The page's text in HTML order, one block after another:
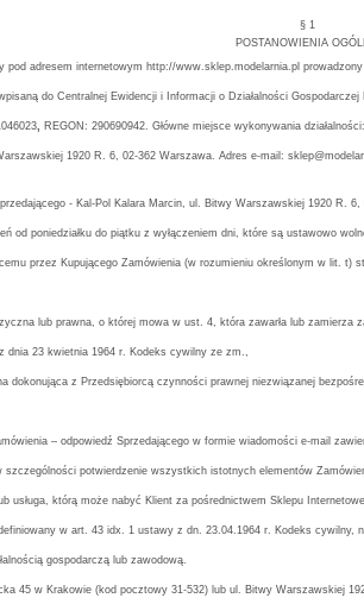
§ 1
POSTANOWIENIA
pod adresem internetowym http://www.sklep.modelarnia.pl
do Centralnej Ewidencji i Informacji o Działalności
, REGON: 290690942. Główne miejsce wykonywania
1920 R. 6, 02-362 Warszawa. Adres e-mail:
- Kal-Pol Kalara Marcin, ul. Bitwy Warszawskiej 1920 R. 6,
od poniedziałku do piątku z wyłączeniem dni, które są ustawowo
przez Kupującego Zamówienia (w rozumieniu określonym w lit.
lub prawna, o której mowa w ust. 4, która zawarła lub zamierza
dnia 23 kwietnia 1964 r. Kodeks cywilny ze zm.,
dokonująca z Przedsiębiorcą czynności prawnej niezwiązanej
– odpowiedź Sprzedającego w formie wiadomości e-mail
szczególności potwierdzenie wszystkich istotnych elementów
usługa, którą może nabyć Klient za pośrednictwem Sklepu
w art. 43 idx. 1 ustawy z dn. 23.04.1964 r. Kodeks cywilny,
gospodarczą lub zawodową.
45 w Krakowie (kod pocztowy 31-532) lub ul. Bitwy Warszawskiej